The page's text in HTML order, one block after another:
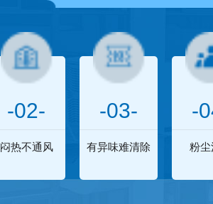
-02-
闷热不通风
-03-
有异味难清除
-
粉尘